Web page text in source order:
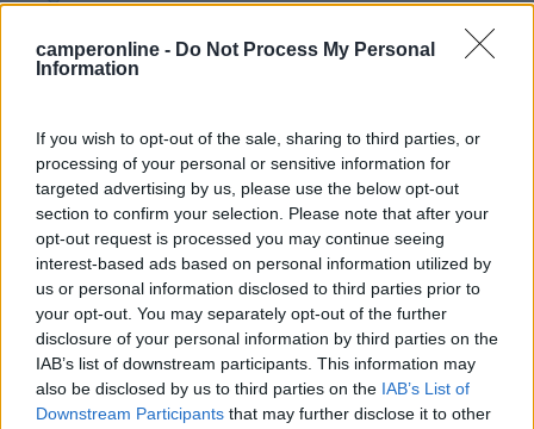
camperonline - Do Not Process My Personal
Information
If you wish to opt-out of the sale, sharing to third parties, or
processing of your personal or sensitive information for
targeted advertising by us, please use the below opt-out
section to confirm your selection. Please note that after your
opt-out request is processed you may continue seeing
interest-based ads based on personal information utilized by
us or personal information disclosed to third parties prior to
your opt-out. You may separately opt-out of the further
disclosure of your personal information by third parties on the
IAB’s list of downstream participants. This information may
also be disclosed by us to third parties on the IAB’s List of
Downstream Participants that may further disclose it to other
Inserito il15/09/2019 alle:12:07:22
In risposta al messaggio diLaikonedel14/09/2019alle19:02:39
Noto che il prezzo è assai aumentato rispetto al passato
quando costava circa 150 euro...
Evidentemente il fatto che lo stiano dismettendo sta facendo
lievitare il prezzo degli ultimi disponibili.
L'amico Robir ha dato una bella notizia informandoci che esiste
un prodotto identico a marca Command in Australia dove tra
oggetto, spese di trasporto e cambio svantaggioso si spendono
circa 250 euro.
Grazie per l'interessamento
Sandro